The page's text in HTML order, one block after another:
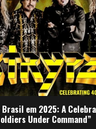
em 2025: A
Under Command”